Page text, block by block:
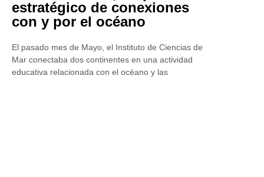
estratégico de conexiones
con y por el océano
El pasado mes de Mayo, el Instituto de Ciencias de
Mar conectaba dos continentes en una actividad
educativa relacionada con el océano y las